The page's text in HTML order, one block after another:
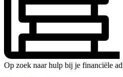
Op zoek naar hulp bij je financiële